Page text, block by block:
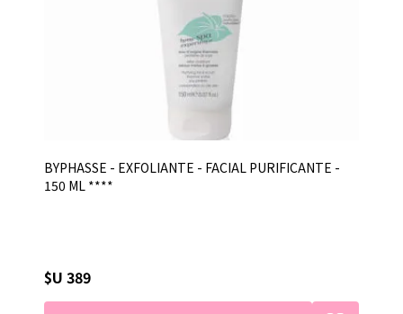
BYPHASSE - EXFOLIANTE - FACIAL PURIFICANTE -
150 ML ****
$U 389